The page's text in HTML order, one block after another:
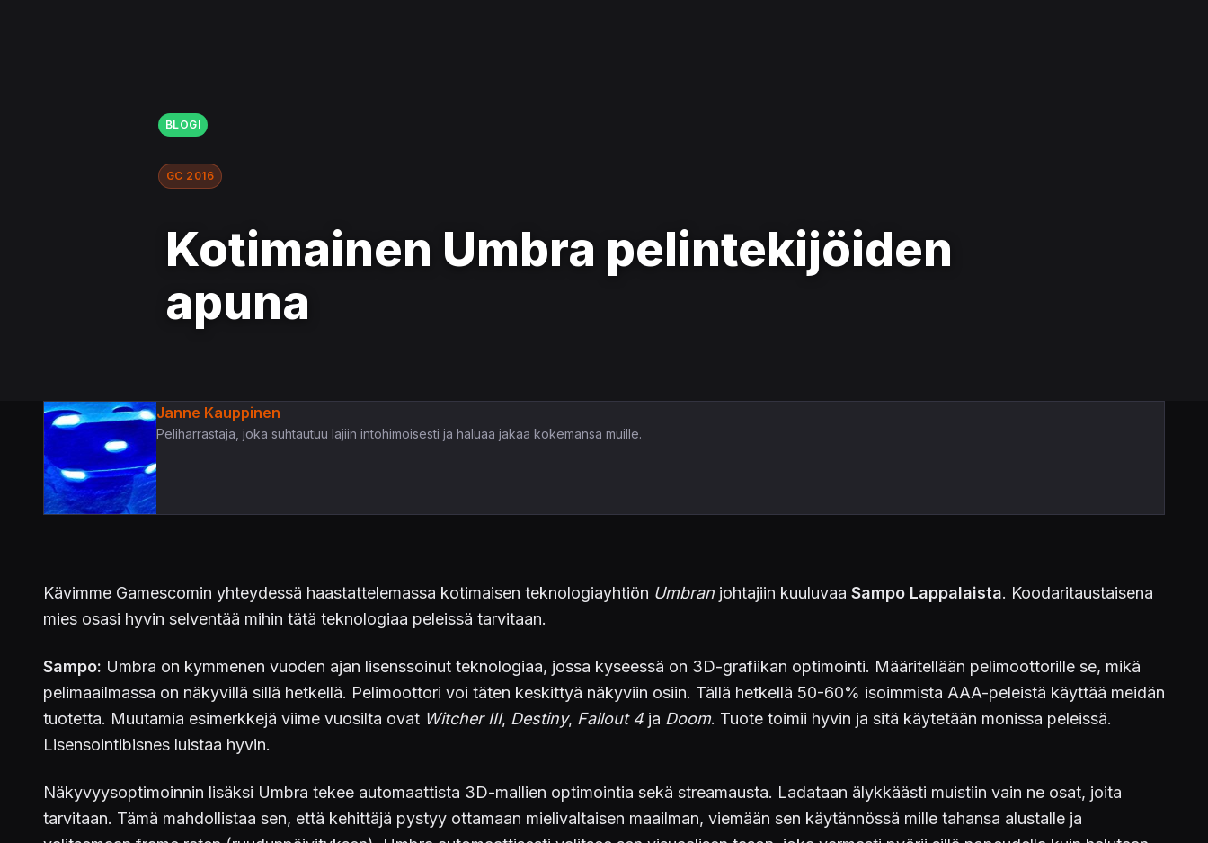
BLOGI
GC 2016
Kotimainen Umbra pelintekijöiden
apuna
Janne Kauppinen
Peliharrastaja, joka suhtautuu lajiin intohimoisesti ja haluaa jakaa kokemansa muille.
Kävimme Gamescomin yhteydessä haastattelemassa kotimaisen teknologiayhtiön Umbran johtajiin kuuluvaa Sampo Lappalaista. Koodaritaustaisena
mies osasi hyvin selventää mihin tätä teknologiaa peleissä tarvitaan.
Sampo: Umbra on kymmenen vuoden ajan lisenssoinut teknologiaa, jossa kyseessä on 3D-grafiikan optimointi. Määritellään pelimoottorille se, mikä
pelimaailmassa on näkyvillä sillä hetkellä. Pelimoottori voi täten keskittyä näkyviin osiin. Tällä hetkellä 50-60% isoimmista AAA-peleistä käyttää meidän
tuotetta. Muutamia esimerkkejä viime vuosilta ovat Witcher III, Destiny, Fallout 4 ja Doom. Tuote toimii hyvin ja sitä käytetään monissa peleissä.
Lisensointibisnes luistaa hyvin.
Näkyvyysoptimoinnin lisäksi Umbra tekee automaattista 3D-mallien optimointia sekä streamausta. Ladataan älykkäästi muistiin vain ne osat, joita
tarvitaan. Tämä mahdollistaa sen, että kehittäjä pystyy ottamaan mielivaltaisen maailman, viemään sen käytännössä mille tahansa alustalle ja